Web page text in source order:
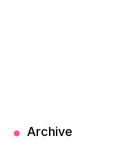
Archive